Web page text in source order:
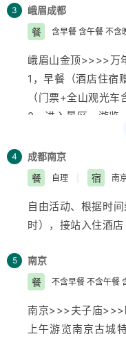
大千年古刹之一的乐
道---九曲古栈道，
“蜀道难、难于上青
石刻佛像；亦或登
容，体验佛立三江
界。
4，指定用餐点午餐
游览约1.5小时）：
6亿兴建而成，以典
等七个展馆组成，
游的又一张金名片。
作休息；
7，前往峨眉半山
需自理，活动约1.5
晚会介绍：将峨眉
3 峨眉成都
餐
含早餐 含午餐 不含
峨眉山金顶>>>>万
1，早餐（酒店住宿
（门票+全山观光车
2，进入景区，游览
往峨眉山最高停车
体验峨眉山“一山有
配套提供另付费索道
约1小时）。参观金
佛广场朝拜48米高
原的优美风光，领阅
3，景区内午餐（优
4，继续游览峨眉半
半山，景区配套提供
— 【万年寺】 ，游
4 成都南京
餐
自理 宿 南
自由活动、根据时
时），接站入住酒店
5
南京
餐
不含早餐 不含午餐
南京>>>夫子庙
上午游览南京古城